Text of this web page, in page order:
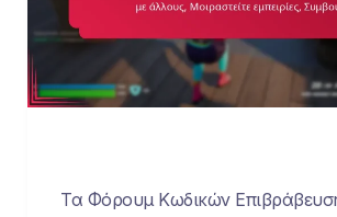
Τα Φόρουμ Κωδικών